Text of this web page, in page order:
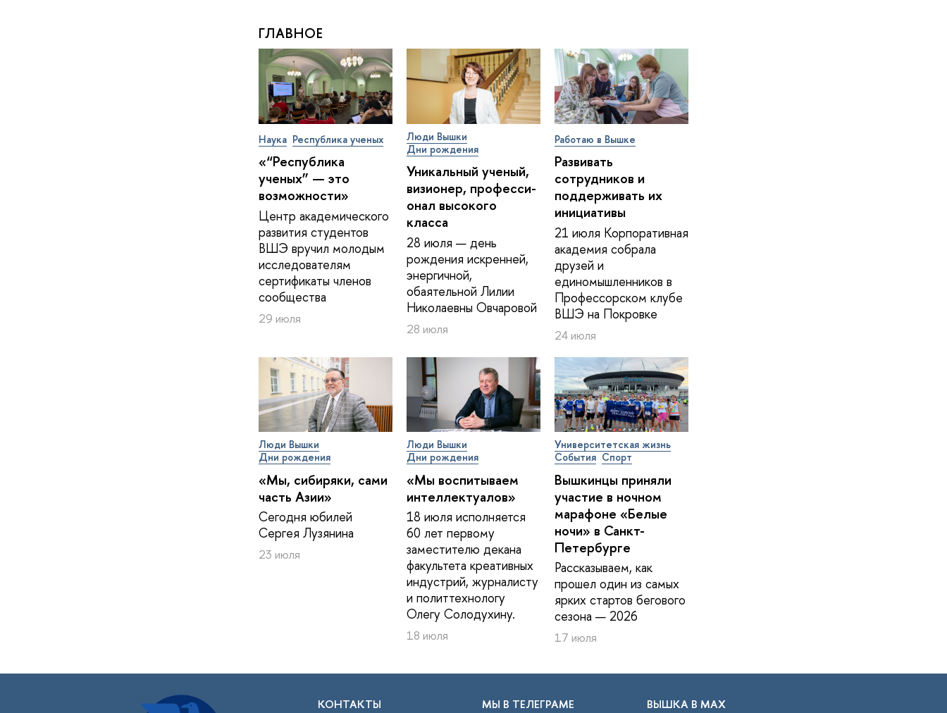
ГЛАВНОЕ
Наука Республика ученых
«“Республика
ученых” — это
возможности»
Центр академического
развития студентов
ВШЭ вручил молодым
исследователям
сертификаты членов
сообщества
29 июля
Люди Вышки
Дни рождения
Уникальный ученый,
визионер, про­фес­си­
о­нал высокого
класса
28 июля — день
рождения искренней,
энергичной,
обаятельной Лилии
Николаевны Овчаровой
28 июля
Работаю в Вышке
Развивать
сотрудников и
поддерживать их
инициативы
21 июля Корпоративная
академия собрала
друзей и
единомышленников в
Профессорском клубе
ВШЭ на Покровке
24 июля
Люди Вышки
Дни рождения
«Мы, сибиряки, сами
часть Азии»
Сегодня юбилей
Сергея Лузянина
23 июля
Люди Вышки
Дни рождения
«Мы воспитываем
интеллектуалов»
18 июля исполняется
60 лет первому
заместителю декана
факультета креативных
индустрий, журналисту
и политтехнологу
Олегу Солодухину.
18 июля
Университетская жизнь
События Спорт
Вышкинцы приняли
участие в ночном
марафоне «Белые
ночи» в Санкт-
Петербурге
Рассказываем, как
прошел один из самых
ярких стартов бегового
сезона — 2026
17 июля
КОНТАКТЫ МЫ В ТЕЛЕГРАМЕ ВЫШКА В МАХ